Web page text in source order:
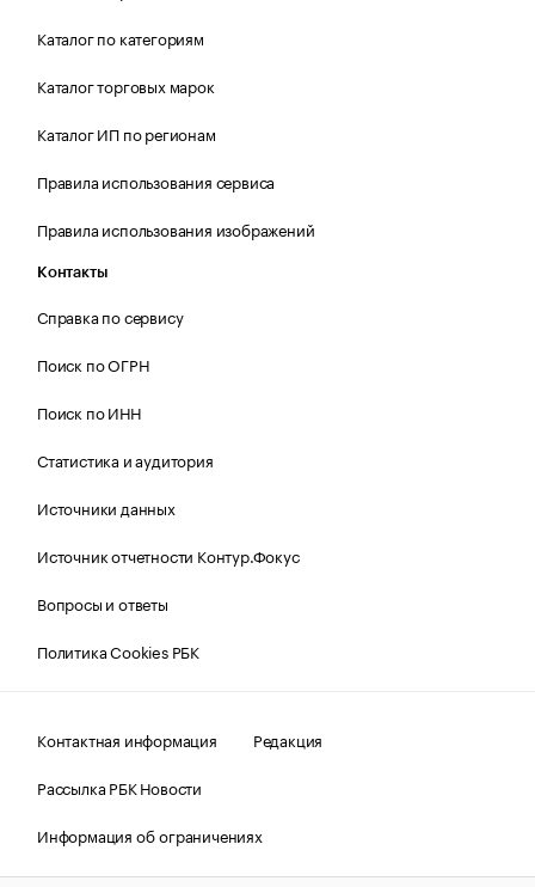
Каталог по категориям
Каталог торговых марок
Каталог ИП по регионам
Правила использования сервиса
Правила использования изображений
Контакты
Справка по сервису
Поиск по ОГРН
Поиск по ИНН
Статистика и аудитория
Источники данных
Источник отчетности Контур.Фокус
Вопросы и ответы
Политика Cookies РБК
Контактная информация
Редакция
Рассылка РБК Новости
Информация об ограничениях